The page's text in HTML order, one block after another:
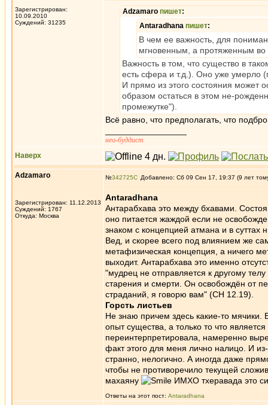
Зарегистрирован:
10.09.2010
Суждений: 31235
Adzamaro пишет:
Antaradhana пишет:
В чем ее важность, для
мгновенным, а протяженным во
Важность в том, что существо в
есть сфера и т.д.). Оно уже умерло
И прямо из этого состояния может
образом остаться в этом не-
промежутке").
Всё равно, что предполагать, что
нео-буддист
Наверх
Adzamaro
Зарегистрирован: 11.12.2013
Суждений: 1767
Откуда: Москва
№342725 Добавлено: Сб 09 Сен 17, 19:37 (9 лет
Antaradhana
Антарабхава это между бхавами.
оно питается жаждой если не
знаком с концепцией атмана и в суттах
Вед, и скорее всего под влиянием же
метафизическая концепция, а ничего
выходит. Антарабхава это именно
"мудрец не отправляется к другому
старения и смерти. Он освобождён от
страданий, я говорю вам" (СН 12.19).
Горсть листьев
Не знаю причем здесь какие-то
опыт существа, а только то что
переинтерпретировала, намеренно
факт этого для меня лично налицо. И
странно, нелогично. А иногда даже
чтобы не противоречило текущей
махаяну
ИМХО тхеравада это
Ответы на этот пост: Antaradhana